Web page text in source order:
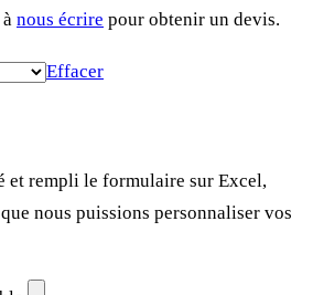
nous écrire pour obtenir un devis.
Effacer
et rempli le formulaire sur Excel,
nous puissions personnaliser vos